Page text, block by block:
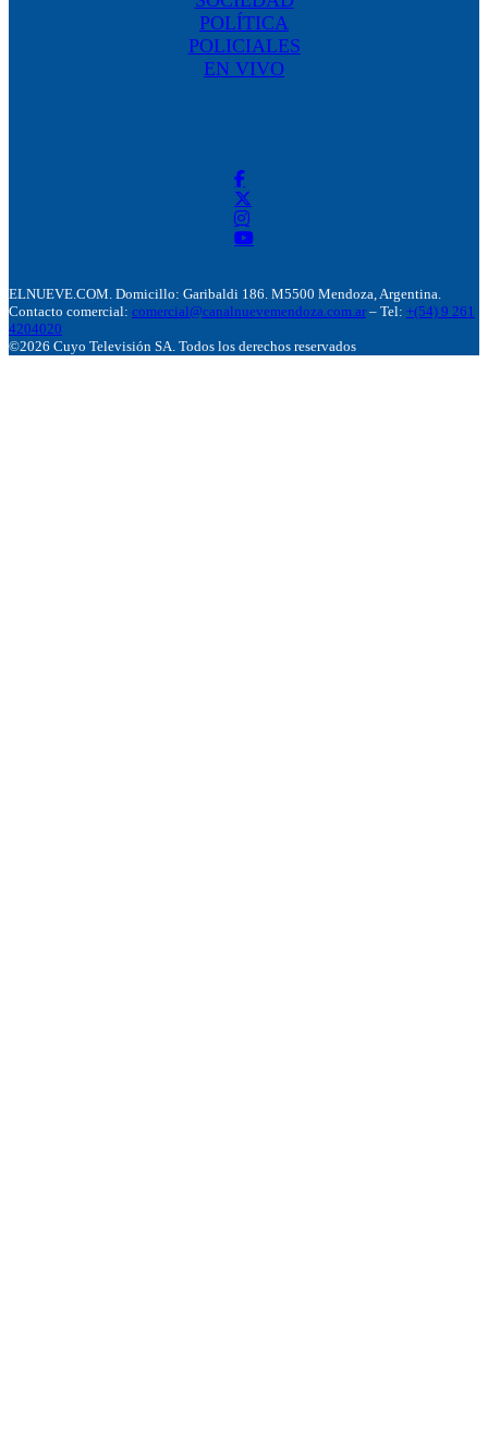
POLÍTICA
POLICIALES
EN VIVO
ELNUEVE.COM. Domicillo: Garibaldi 186. M5500 Mendoza, Argentina.
Contacto comercial: comercial@canalnuevemendoza.com.ar – Tel: +(54) 9 261
4204020
©2026 Cuyo Televisión SA. Todos los derechos reservados